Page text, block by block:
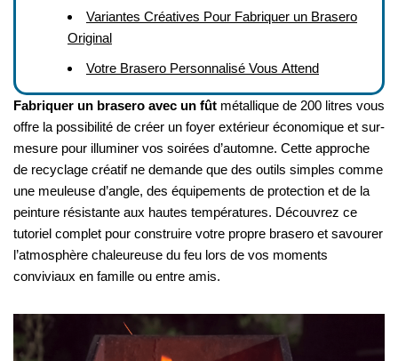
Variantes Créatives Pour Fabriquer un Brasero
Original
Votre Brasero Personnalisé Vous Attend
Fabriquer un brasero avec un fût métallique de 200 litres vous
offre la possibilité de créer un foyer extérieur économique et sur-
mesure pour illuminer vos soirées d’automne. Cette approche
de recyclage créatif ne demande que des outils simples comme
une meuleuse d’angle, des équipements de protection et de la
peinture résistante aux hautes températures. Découvrez ce
tutoriel complet pour construire votre propre brasero et savourer
l’atmosphère chaleureuse du feu lors de vos moments
conviviaux en famille ou entre amis.